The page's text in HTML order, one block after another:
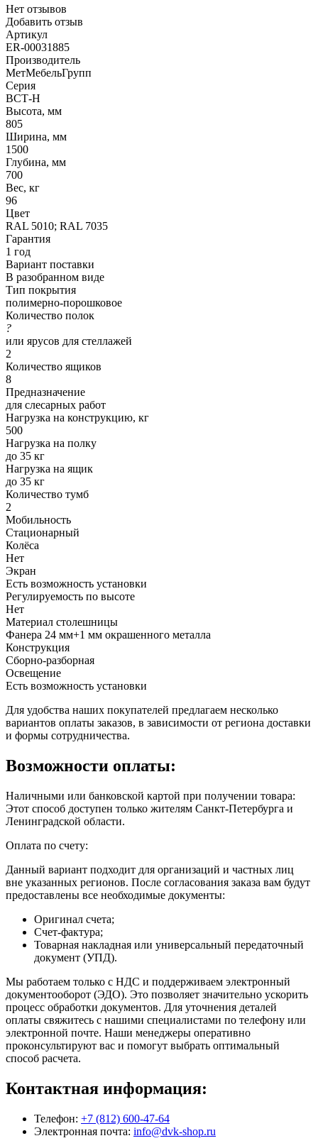
Нет отзывов
Добавить отзыв
Артикул
ER-00031885
Производитель
МетМебельГрупп
Серия
ВСТ-Н
Высота, мм
805
Ширина, мм
1500
Глубина, мм
700
Вес, кг
96
Цвет
RAL 5010; RAL 7035
Гарантия
1 год
Вариант поставки
В разобранном виде
Тип покрытия
полимерно-порошковое
Количество полок
?
или ярусов для стеллажей
2
Количество ящиков
8
Предназначение
для слесарных работ
Нагрузка на конструкцию, кг
500
Нагрузка на полку
до 35 кг
Нагрузка на ящик
до 35 кг
Количество тумб
2
Мобильность
Стационарный
Колёса
Нет
Экран
Есть возможность установки
Регулируемость по высоте
Нет
Материал столешницы
Фанера 24 мм+1 мм окрашенного металла
Конструкция
Сборно-разборная
Освещение
Есть возможность установки
Для удобства наших покупателей предлагаем несколько
вариантов оплаты заказов, в зависимости от региона доставки
и формы сотрудничества.
Возможности оплаты:
Наличными или банковской картой при получении товара:
Этот способ доступен только жителям Санкт-Петербурга и
Ленинградской области.
Оплата по счету:
Данный вариант подходит для организаций и частных лиц
вне указанных регионов. После согласования заказа вам будут
предоставлены все необходимые документы:
Оригинал счета;
Счет-фактура;
Товарная накладная или универсальный передаточный
документ (УПД).
Мы работаем только с НДС и поддерживаем электронный
документооборот (ЭДО). Это позволяет значительно ускорить
процесс обработки документов. Для уточнения деталей
оплаты свяжитесь с нашими специалистами по телефону или
электронной почте. Наши менеджеры оперативно
проконсультируют вас и помогут выбрать оптимальный
способ расчета.
Контактная информация:
Телефон: +7 (812) 600-47-64
Электронная почта: info@dvk-shop.ru